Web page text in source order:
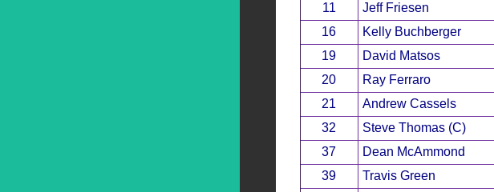
11
Jeff Friesen
16
Kelly Buchberger
19
David Matsos
20
Ray Ferraro
21
Andrew Cassels
32
Steve Thomas (C)
37
Dean McAmmond
39
Travis Green